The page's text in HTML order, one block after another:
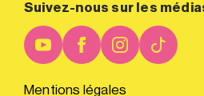
Suivez-nous sur les
Mentions légales